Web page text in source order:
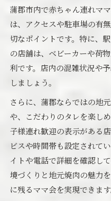
蒲郡市内で赤ちゃん連れマ
は、アクセスや駐車場の有
切なポイントです。特に、
の店舗は、ベビーカーや荷
利です。店内の混雑状況や
しましょう。
さらに、蒲郡ならではの地
や、こだわりのタレを楽し
子様連れ歓迎の表示がある
ビスや時間帯も設定されて
イトや電話で詳細を確認し
境づくりと地元焼肉の魅力
に残るママ会を実現できます